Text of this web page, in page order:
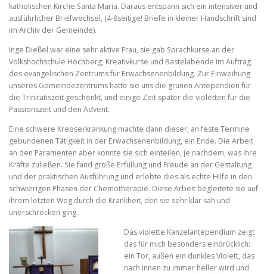
katholischen Kirche Santa Maria. Daraus entspann sich ein intensiver und
ausführlicher Briefwechsel, (4-8seitige! Briefe in kleiner Handschrift sind
im Archiv der Gemeinde).
Inge Dießel war eine sehr aktive Frau, sie gab Sprachkurse an der
Volkshochschule Höchberg, Kreativkurse und Bastelabende im Auftrag
des evangelischen Zentrums für Erwachsenenbildung. Zur Einweihung
unseres Gemeindezentrums hatte sie uns die grünen Antependien für
die Trinitatiszeit geschenkt, und einige Zeit später die violetten für die
Passionszeit und den Advent.
Eine schwere Krebserkrankung machte dann dieser, an feste Termine
gebundenen Tätigkeit in der Erwachsenenbildung, ein Ende. Die Arbeit
an den Paramenten aber konnte sie sich einteilen, je nachdem, was ihre
Kräfte zuließen. Sie fand große Erfüllung und Freude an der Gestaltung
und der praktischen Ausführung und erlebte dies als echte Hilfe in den
schwierigen Phasen der Chemotherapie. Diese Arbeit begleitete sie auf
ihrem letzten Weg durch die Krankheit, den sie sehr klar sah und
unerschrocken ging.
Das violette Kanzelantependium zeigt
das für mich besonders eindrücklich:
ein Tor, außen ein dunkles Violett, das
nach innen zu immer heller wird und